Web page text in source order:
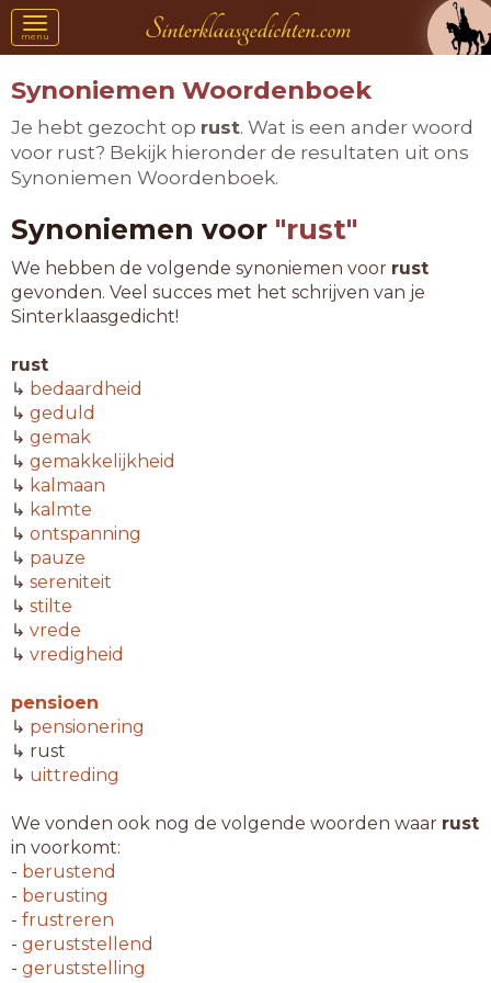
Toggle
navigation
menu
Synoniemen Woordenboek
Je hebt gezocht op rust. Wat is een ander woord
voor rust? Bekijk hieronder de resultaten uit ons
Synoniemen Woordenboek.
Synoniemen voor "rust"
We hebben de volgende synoniemen voor rust
gevonden. Veel succes met het schrijven van je
Sinterklaasgedicht!
rust
↳ bedaardheid
↳ geduld
↳ gemak
↳ gemakkelijkheid
↳ kalmaan
↳ kalmte
↳ ontspanning
↳ pauze
↳ sereniteit
↳ stilte
↳ vrede
↳ vredigheid
pensioen
↳ pensionering
↳ rust
↳ uittreding
We vonden ook nog de volgende woorden waar rust
in voorkomt:
- berustend
- berusting
- frustreren
- geruststellend
- geruststelling